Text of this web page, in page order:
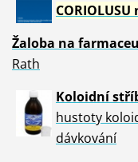
CORIOLUSU
Žaloba na
Rath
Koloidní
hustoty
dávkování